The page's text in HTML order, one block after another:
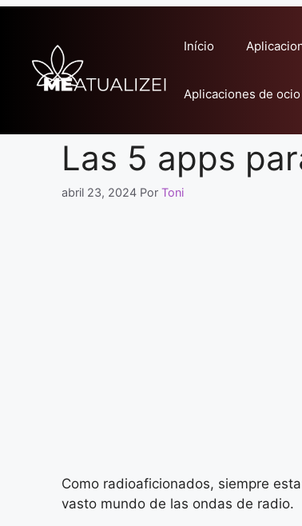
conteúdo
Início
Aplicaciones de ocio
Las 5 apps
abril 23, 2024 Por Toni
Como radioaficionados, siempre
vasto mundo de las ondas de radio.